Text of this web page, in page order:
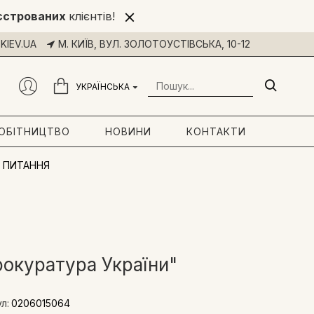
клієнтів!
М. КИЇВ, ВУЛ. ЗОЛОТОУСТІВСЬКА, 10-12
УКРАЇНСЬКА
НОВИНИ КОНТАКТИ
України"
0206015064